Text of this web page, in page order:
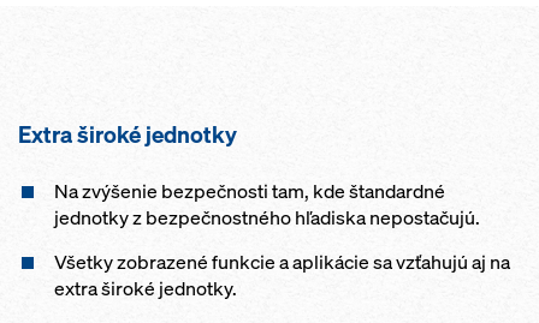
Extra široké jednotky
Na zvýšenie bezpečnosti tam, kde štandardné
jednotky z bezpečnostného hľadiska nepostačujú.
Všetky zobrazené funkcie a aplikácie sa vzťahujú aj na
extra široké jednotky.